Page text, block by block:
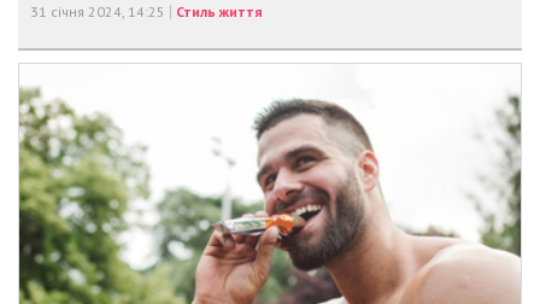
31 січня 2024, 14:25 Стиль життя